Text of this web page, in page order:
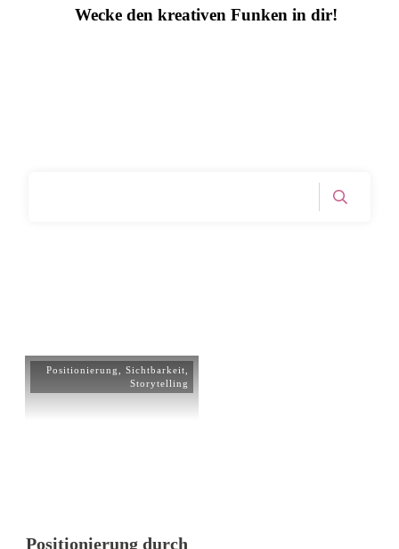
Wecke den kreativen Funken in dir!
Positionierung Sichtbarkeit
Storytelling
Positionierung durch